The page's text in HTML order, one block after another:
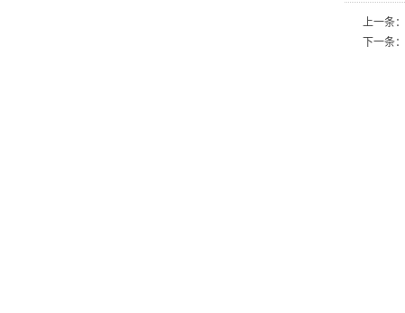
上一条：
下一条：